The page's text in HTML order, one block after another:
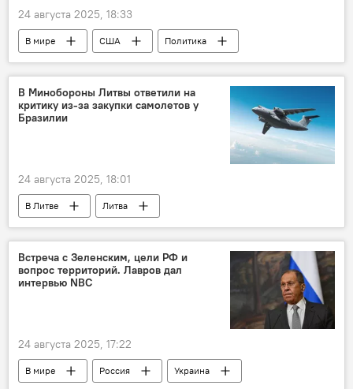
24 августа 2025, 18:33
В мире США
Политика
Россия
Дональд Трамп
Джей Ди Вэнс
Владимир Путин
переговоры
В Минобороны Литвы ответили на
критику из-за закупки самолетов у
Бразилии
24 августа 2025, 18:01
В Литве
Литва
Минобороны Литвы
военная авиация
оборона
авиация
военные самолеты
ВС Литвы
Скандал с закупкой военных самолетов у Бразилии
Встреча с Зеленским, цели РФ и
вопрос территорий. Лавров дал
интервью NBC
24 августа 2025, 17:22
В мире Россия
Украина